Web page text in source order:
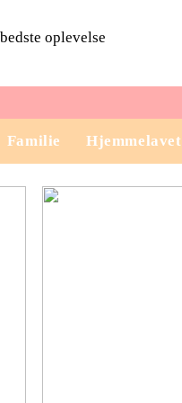
oplevelse
Familie Hjemmelavet